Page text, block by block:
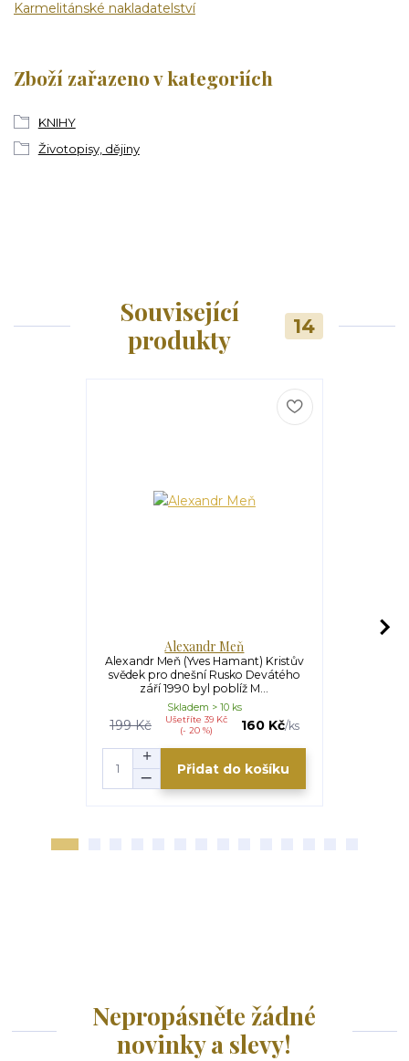
Karmelitánské nakladatelství
Zboží zařazeno v kategoriích
KNIHY
Životopisy, dějiny
Související
produkty
14
Alexandr Meň
Alexandr Meň (Yves Hamant) Kristův
svědek pro dnešní Rusko Devátého
září 1990 byl poblíž M...
199 Kč
Ušetříte 39 Kč
(- 20 %)
160 Kč/ks
Skladem > 10 ks
Přidat do košíku
Nepropásněte žádné
novinky a slevy!